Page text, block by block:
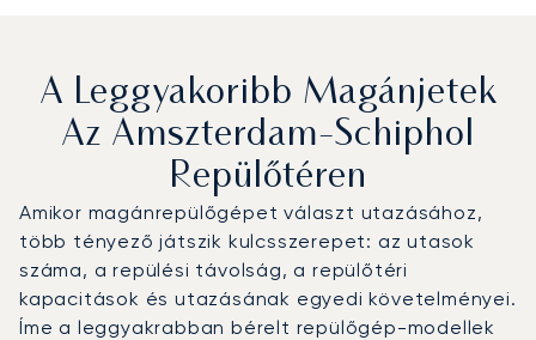
A Leggyakoribb Magánjetek
Az Amszterdam-Schiphol
Repülőtéren
Amikor magánrepülőgépet választ utazásához,
több tényező játszik kulcsszerepet: az utasok
száma, a repülési távolság, a repülőtéri
kapacitások és utazásának egyedi követelményei.
Íme a leggyakrabban bérelt repülőgép-modellek